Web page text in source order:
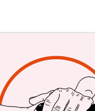
A
besuchen.